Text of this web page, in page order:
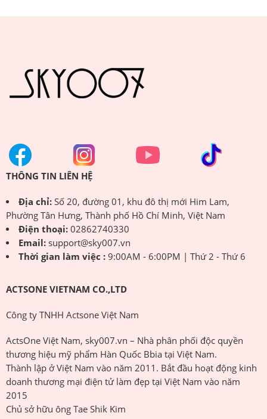
THÔNG TIN LIÊN HỆ
Địa chỉ:Số 20, đường 01, khu đô thị mới Him Lam,
Phường Tân Hưng, Thành phố Hồ Chí Minh, Việt Nam
Điện thoại:02862740330
Email:support@sky007.vn
Thời gian làm việc :9:00AM - 6:00PM | Thứ 2 - Thứ 6
ACTSONE VIETNAM CO.,LTD
Công ty TNHH Actsone Việt Nam
ActsOne Việt Nam, sky007.vn – Nhà phân phối độc quyền
thương hiệu mỹ phẩm Hàn Quốc Bbia tại Việt Nam.
Thành lập ở Việt Nam vào năm 2011. Bắt đầu hoạt động kinh
doanh thương mại điện tử làm đẹp tại Việt Nam vào năm
2015
Chủ sở hữu ông Tae Shik Kim